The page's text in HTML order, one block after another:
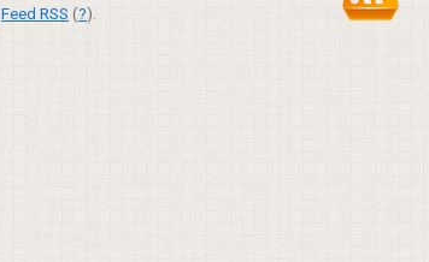
Feed RSS (?).